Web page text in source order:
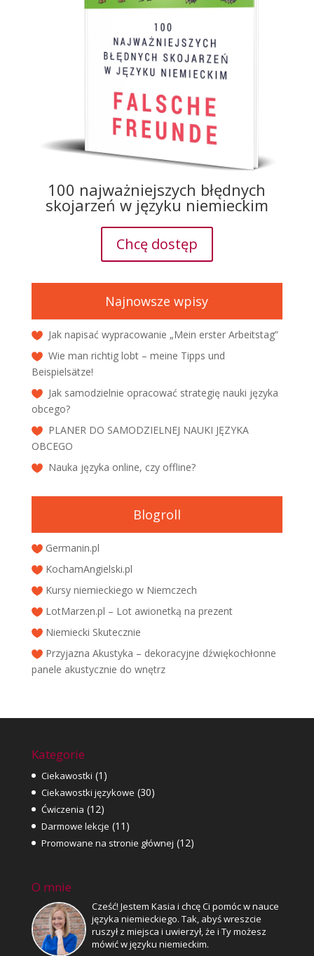
100 najważniejszych błędnych
skojarzeń w języku niemieckim
Chcę dostęp
Najnowsze wpisy
Jak napisać wypracowanie „Mein erster Arbeitstag”
Wie man richtig lobt – meine Tipps und
Beispielsätze!
Jak samodzielnie opracować strategię nauki języka
obcego?
PLANER DO SAMODZIELNEJ NAUKI JĘZYKA
OBCEGO
Nauka języka online, czy offline?
Blogroll
Germanin.pl
KochamAngielski.pl
Kursy niemieckiego w Niemczech
LotMarzen.pl – Lot awionetką na prezent
Niemiecki Skutecznie
Przyjazna Akustyka – dekoracyjne dźwiękochłonne
panele akustycznie do wnętrz
Kategorie
Ciekawostki (1)
Ciekawostki językowe (30)
Ćwiczenia (12)
Darmowe lekcje (11)
Promowane na stronie głównej (12)
O mnie
Cześć! Jestem Kasia i chcę Ci pomóc w nauce
języka niemieckiego. Tak, abyś wreszcie
ruszył z miejsca i uwierzył, że i Ty możesz
mówić w języku niemieckim.